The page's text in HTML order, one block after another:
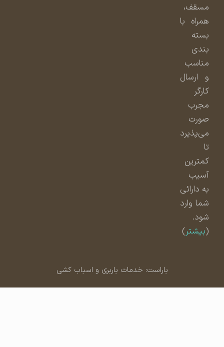
مسقف،
همراه با
بسته
بندی
مناسب
و ارسال
مجرب
صورت
می‌پذیرد
کمترین
آسیب
به دارائی
شما وارد
شود.
بیشتر)
باراست: خدمات باربری و اسباب کشی